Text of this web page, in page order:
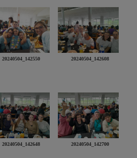
20240504_142550 20240504_142608
20240504_142648 20240504_142700